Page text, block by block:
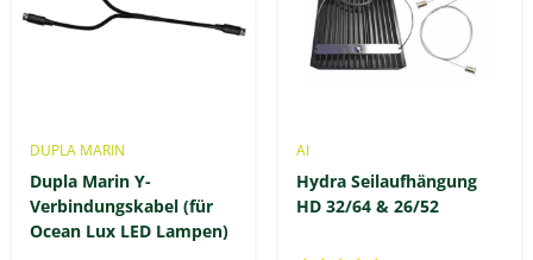
DUPLA MARIN
Dupla Marin Y-
Verbindungskabel (für
Ocean Lux LED Lampen)
AI
Hydra Seilaufhängung
HD 32/64 & 26/52